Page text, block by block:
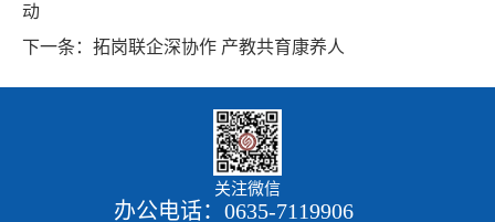
动
下一条：拓岗联企深协作 产教共育康养人
关注微信
办公电话：0635-7119906